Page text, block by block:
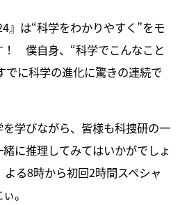
』は“科学をわかりやすく”をモ
！ 僕自身、“科学でこんなこと
でに科学の進化に驚きの連続で
学びながら、皆様も科捜研の一
に推理してみてはいかがでしょ
る8時から初回2時間スペシャ
。